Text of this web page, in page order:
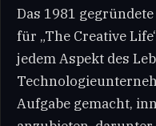
Das 1981
für „The Creative
jedem Aspekt des
Aufgabe gemacht,